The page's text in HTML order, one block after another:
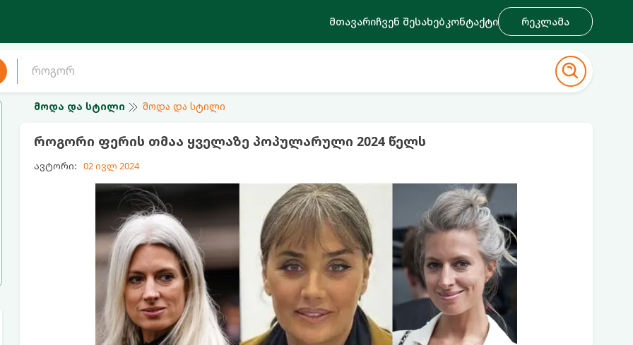
მთავარიჩვენ შესახებკონტაქტი რეკლამა
მოდა და სტილი მოდა და სტილი
როგორი ფერის თმაა ყველაზე პოპულარული 2024 წელს
ავტორი: 02 ივლ 2024